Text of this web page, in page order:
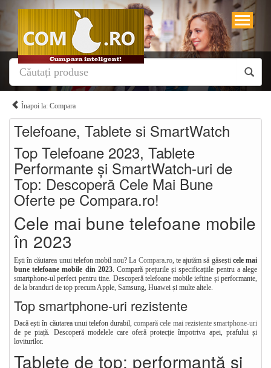
Înapoi la: Compara
Telefoane, Tablete si SmartWatch
Top Telefoane 2023, Tablete
Performante și SmartWatch-uri de
Top: Descoperă Cele Mai Bune
Oferte pe Compara.ro!
Cele mai bune telefoane mobile
în 2023
Ești în căutarea unui telefon mobil nou? La Compara.ro, te ajutăm să găsești cele mai
bune telefoane mobile din 2023. Compară prețurile și specificațiile pentru a alege
smartphone-ul perfect pentru tine. Descoperă telefoane mobile ieftine și performante,
de la branduri de top precum Apple, Samsung, Huawei și multe altele.
Top smartphone-uri rezistente
Dacă ești în căutarea unui telefon durabil,compară cele mai rezistente smartphone-uri
de pe piață. Descoperă modelele care oferă protecție împotriva apei, prafului și
loviturilor.
Tablete de top: performanță și